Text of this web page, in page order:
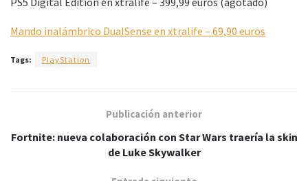
Mando inalámbrico DualSense en xtralife – 69,90 euros
Tags: PlayStation
Publicación anterior
Fortnite: nueva colaboración con Star Wars traería la skin
de Luke Skywalker